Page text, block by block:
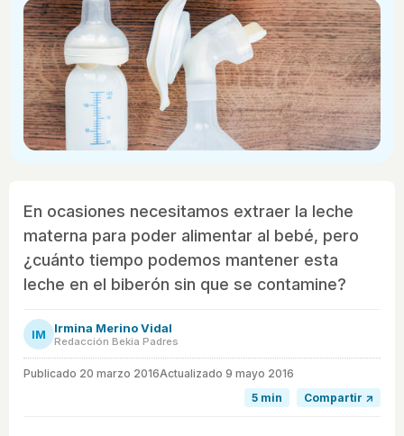
En ocasiones necesitamos extraer la leche
materna para poder alimentar al bebé, pero
¿cuánto tiempo podemos mantener esta
leche en el biberón sin que se contamine?
IM Irmina Merino Vidal
Redacción Bekia Padres
Publicado 20 marzo 2016Actualizado 9 mayo 2016
5 min
Compartir ↗